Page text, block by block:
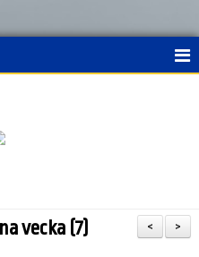
>
<
vecka (7)